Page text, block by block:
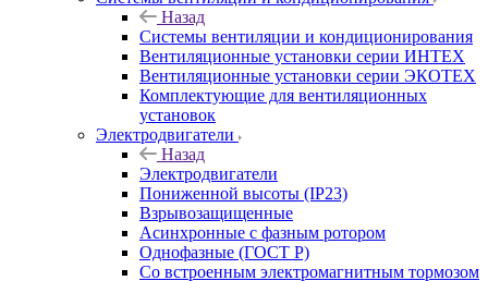
Назад
Системы вентиляции и кондиционирования
Вентиляционные установки серии ИНТЕХ
Вентиляционные установки серии ЭКОТЕХ
Комплектующие для вентиляционных
установок
Электродвигатели
Назад
Электродвигатели
Пониженной высоты (IP23)
Взрывозащищенные
Асинхронные с фазным ротором
Однофазные (ГОСТ Р)
Со встроенным электромагнитным тормозом